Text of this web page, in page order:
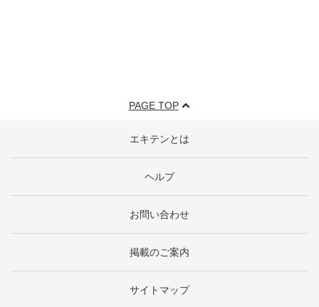
PAGE TOP
エキテンとは
ヘルプ
お問い合わせ
掲載のご案内
サイトマップ